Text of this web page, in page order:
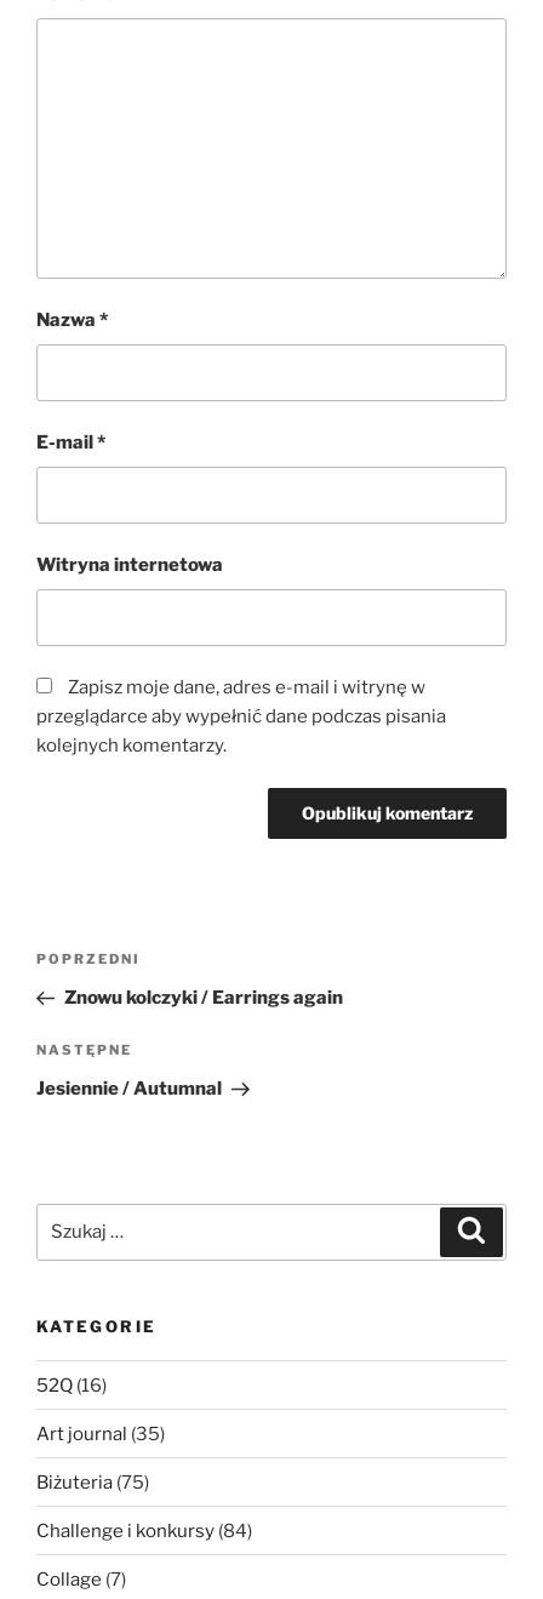
Nazwa *
E-mail *
Witryna internetowa
Zapisz moje dane, adres e-mail i witrynę w
przeglądarce aby wypełnić dane podczas pisania
kolejnych komentarzy.
Nawigacja
Poprzedni
wpis
POPRZEDNI
Znowu kolczyki / Earrings again
Następny
wpis
NASTĘPNE
Jesiennie / Autumnal
KATEGORIE
52Q (16)
Art journal (35)
Biżuteria (75)
Challenge i konkursy (84)
Collage (7)